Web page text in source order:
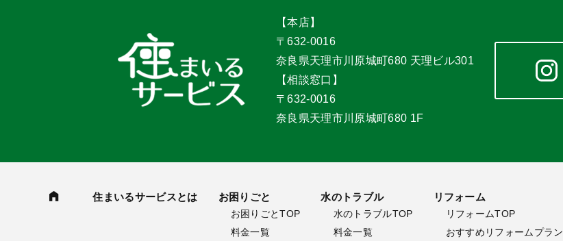
【本店】
〒632-0016
奈良県天理市川原城町680 天理ビル301
【相談窓口】
〒632-0016
奈良県天理市川原城町680 1F
住まいるサービスとは お困りごと
お困りごとTOP
料金一覧
水のトラブル
水のトラブルTOP
料金一覧
リフォーム
リフォームTOP
おすすめリフォームプラン